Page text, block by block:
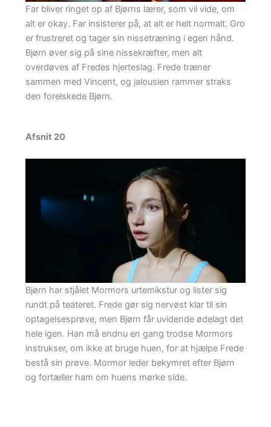
Far bliver ringet op af Bjørns lærer, som vil vide, om
alt er okay. Far insisterer på, at alt er helt normalt. Gro
er frustreret og tager sin nissetræning i egen hånd.
Bjørn øver sig på sine nissekræfter, men alt
overdøves af Fredes hjerteslag. Frede træner
sammen med Vincent, og jalousien rammer straks
den forelskede Bjørn.
Afsnit 20
Bjørn har stjålet Mormors urtemikstur og lister sig
rundt på teateret. Frede gør sig nervøst klar til sin
optagelsesprøve, men Bjørn får uvidende ødelagt det
hele igen. Han må endnu en gang trodse Mormors
instrukser, om ikke at bruge huen, for at hjælpe Frede
bestå sin prøve. Mormor leder bekymret efter Bjørn
og fortæller ham om huens mørke side.